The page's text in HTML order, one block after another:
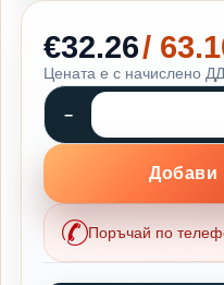
€32.26/
Цената е с начислено
Добави
Поръчай по